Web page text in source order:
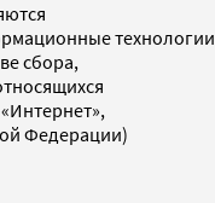
технологии
сбора,
Федерации)